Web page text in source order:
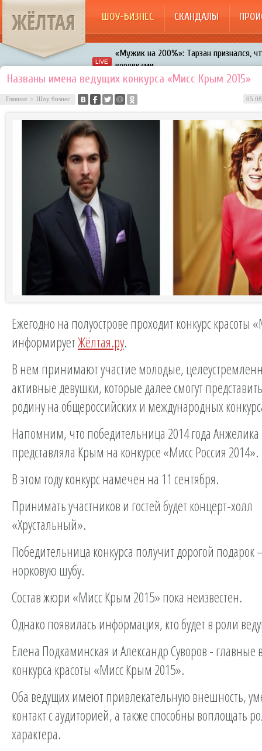
ЖЁЛТАЯ ШОУ-БИЗНЕС СКАНДАЛЫ
«Мужик на 200%»: Тарзан признался,
воровками
Галкин променял Дроботенко на
Расстались Энрике Иглесиас и Анна
Авербух зарождает в Бузовой новый
Названы имена ведущих конкурса «Мисс Крым 2015»
Главная > Шоу бизнес
Ежегодно на полуострове проходит конкурс
информируетЖёлтая.ру.
В нем принимают участие молодые,
активные девушки, которые далее смогут
родину на общероссийских и международных
Напомним, что победительница 2014 года
представляла Крым на конкурсе «Мисс Россия 2014».
В этом году конкурс намечен на 11 сентября.
Принимать участников и гостей будет концерт-холл
«Хрустальный».
Победительница конкурса получит дорогой подарок
норковую шубу.
Состав жюри «Мисс Крым 2015» пока неизвестен.
Однако появилась информация, кто будет в роли
Елена Подкаминская и Александр Суворов - главные
конкурса красоты «Мисс Крым 2015».
Оба ведущих имеют привлекательную внешность,
контакт с аудиторией, а также способны воплощать
характера.